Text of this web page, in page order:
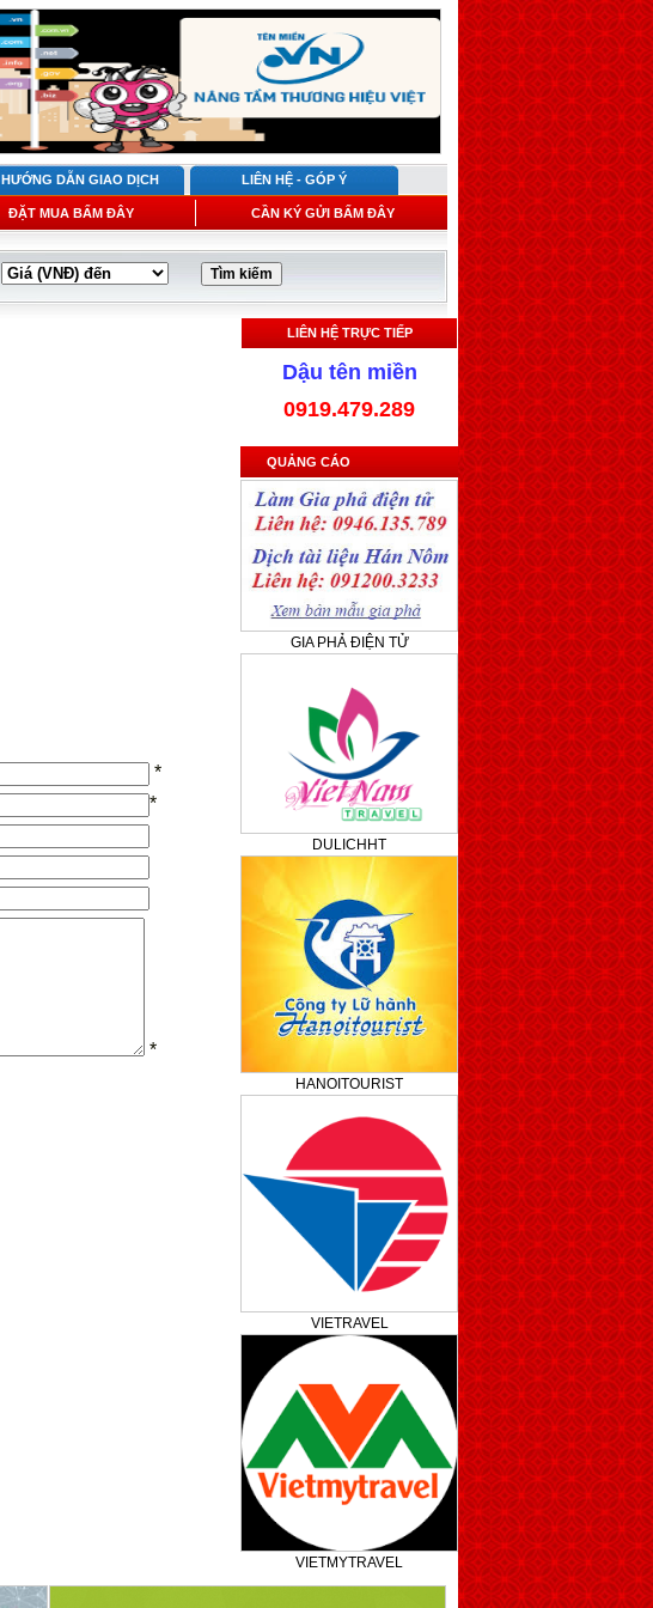
HƯỚNG DẪN GIAO DỊCH LIÊN HỆ - GÓP Ý
ĐẶT MUA BẤM ĐÂY CẦN KÝ GỬI BẤM ĐÂY
*
*
*
LIÊN HỆ TRỰC TIẾP
Dậu tên miền
0919.479.289
QUẢNG CÁO
GIA PHẢ ĐIỆN TỬ
DULICHHT
HANOITOURIST
VIETRAVEL
VIETMYTRAVEL